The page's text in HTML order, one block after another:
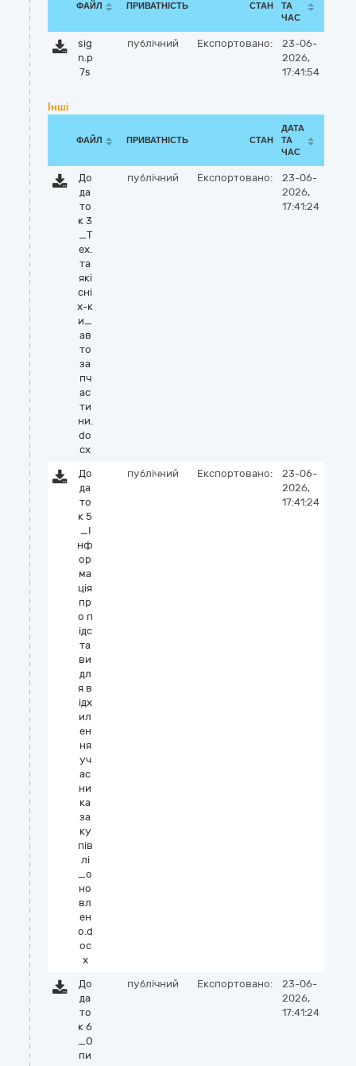
ФАЙЛ ПРИВАТНІСТЬ СТАН
ТА
ЧАС
sig
n.p
7s
публічний Експортовано:
23-06-
2026,
17:41:54
Інші
ФАЙЛ ПРИВАТНІСТЬ СТАН
ДАТА
ТА
ЧАС
До
да
то
к 3
_Т
ех.
та
які
сні
х-к
и_
ав
то
за
пч
ас
ти
ни.
do
cx
публічний Експортовано:
23-06-
2026,
17:41:24
До
да
то
к 5
_І
нф
ор
ма
ція
пр
о п
ідс
та
ви
дл
я в
ідх
ил
ен
ня
уч
ас
ни
ка
за
ку
пів
лі
_о
но
вл
ен
о.d
oc
x
публічний Експортовано:
23-06-
2026,
17:41:24
До
да
то
к 6
_О
пи
публічний Експортовано:
23-06-
2026,
17:41:24